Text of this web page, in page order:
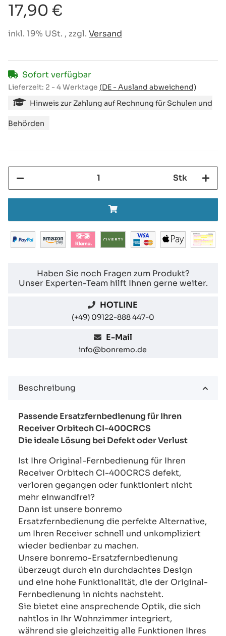
17,90 €
inkl. 19% USt. , zzgl. Versand
Sofort verfügbar
Lieferzeit: 2 - 4 Werktage (DE - Ausland abweichend)
Hinweis zur Zahlung auf Rechnung für Schulen und
Behörden
Stk
Haben Sie noch Fragen zum Produkt?
Unser Experten-Team hilft Ihnen gerne weiter.
HOTLINE
(+49) 09122-888 447-0
E-Mail
info@bonremo.de
Beschreibung
Passende Ersatzfernbedienung für Ihren
Receiver Orbitech CI-400CRCS
Die ideale Lösung bei Defekt oder Verlust
Ist Ihre Original-Fernbedienung für Ihren
Receiver Orbitech CI-400CRCS defekt,
verloren gegangen oder funktioniert nicht
mehr einwandfrei?
Dann ist unsere bonremo
Ersatzfernbedienung die perfekte Alternative,
um Ihren Receiver schnell und unkompliziert
wieder bedienbar zu machen.
Unsere bonremo-Ersatzfernbedienung
überzeugt durch ein durchdachtes Design
und eine hohe Funktionalität, die der Original-
Fernbedienung in nichts nachsteht.
Sie bietet eine ansprechende Optik, die sich
nahtlos in Ihr Wohnzimmer integriert,
während sie gleichzeitig alle Funktionen Ihres